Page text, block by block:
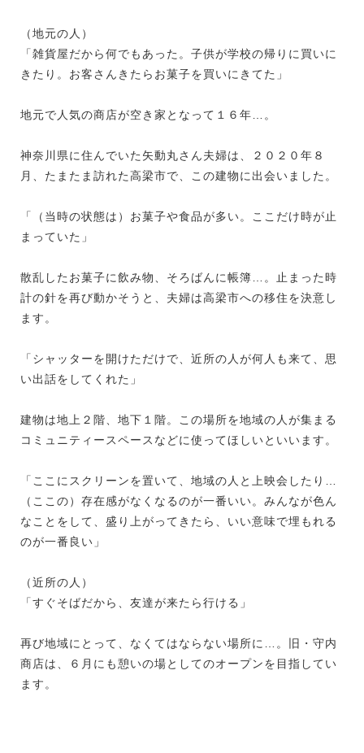
（地元の人）
「雑貨屋だから何でもあった。子供が学校の帰りに買いに
きたり。お客さんきたらお菓子を買いにきてた」
地元で人気の商店が空き家となって１６年…。
神奈川県に住んでいた矢動丸さん夫婦は、２０２０年８
月、たまたま訪れた高梁市で、この建物に出会いました。
「（当時の状態は）お菓子や食品が多い。ここだけ時が止
まっていた」
散乱したお菓子に飲み物、そろばんに帳簿…。止まった時
計の針を再び動かそうと、夫婦は高梁市への移住を決意し
ます。
「シャッターを開けただけで、近所の人が何人も来て、思
い出話をしてくれた」
建物は地上２階、地下１階。この場所を地域の人が集まる
コミュニティースペースなどに使ってほしいといいます。
「ここにスクリーンを置いて、地域の人と上映会したり…
（ここの）存在感がなくなるのが一番いい。みんなが色ん
なことをして、盛り上がってきたら、いい意味で埋もれる
のが一番良い」
（近所の人）
「すぐそばだから、友達が来たら行ける」
再び地域にとって、なくてはならない場所に…。旧・守内
商店は、６月にも憩いの場としてのオープンを目指してい
ます。